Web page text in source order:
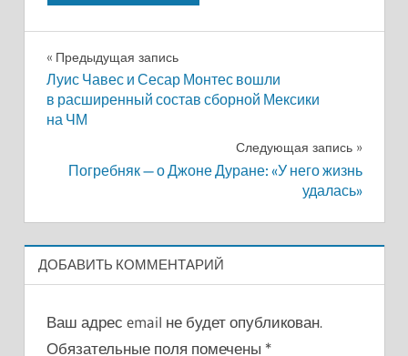
Навигация
по
записям
Предыдущая запись
Луис Чавес и Сесар Монтес вошли
в расширенный состав сборной Мексики
на ЧМ
Следующая запись
Погребняк — о Джоне Дуране: «У него жизнь
удалась»
ДОБАВИТЬ КОММЕНТАРИЙ
Ваш адрес email не будет опубликован.
Обязательные поля помечены *